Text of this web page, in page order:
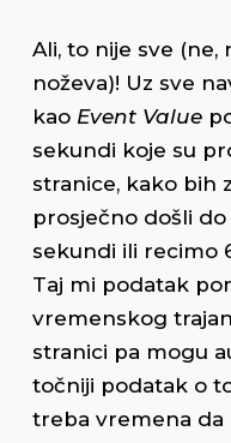
Ali, to nije sve
noževa)! Uz sve
kao Event Value
sekundi koje su
stranice, kako bih
prosječno došli
sekundi ili recimo
Taj mi podatak
vremenskog
stranici pa mogu
točniji podatak o
treba vremena da